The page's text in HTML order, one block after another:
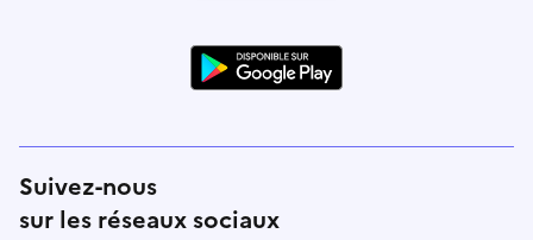
Suivez-nous
sur les réseaux sociaux